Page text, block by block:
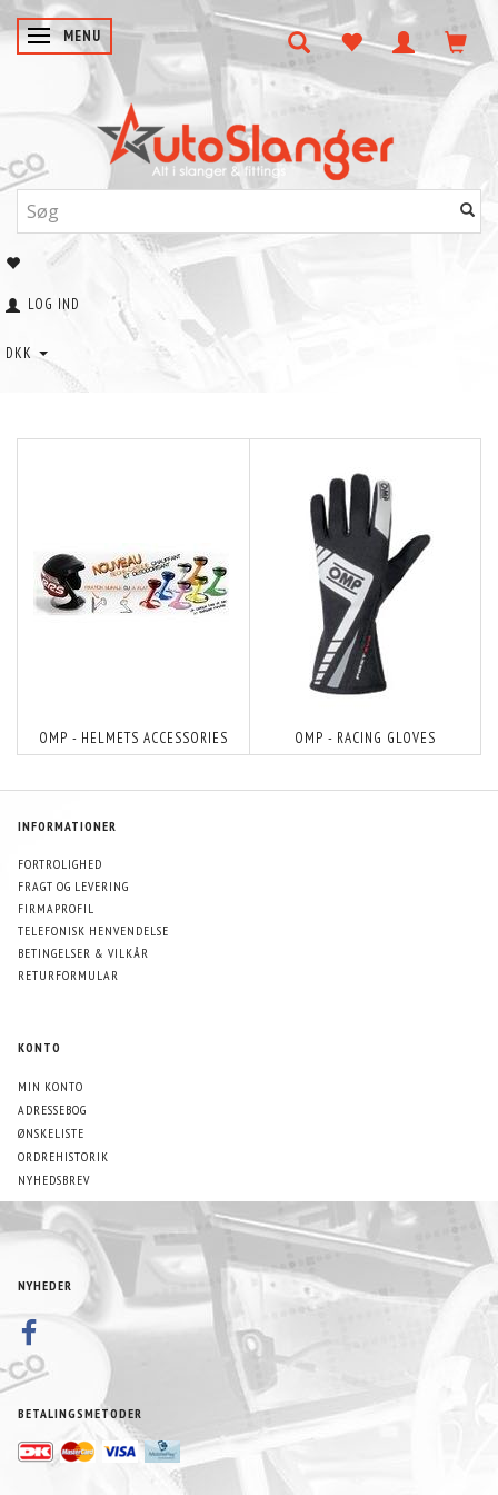
SKIFTE NAVIGATION
MENU
LOG IND
DKK
OMP - HELMETS ACCESSORIES OMP - RACING GLOVES
INFORMATIONER
FORTROLIGHED
FRAGT OG LEVERING
FIRMAPROFIL
TELEFONISK HENVENDELSE
BETINGELSER & VILKÅR
RETURFORMULAR
KONTO
MIN KONTO
ADRESSEBOG
ØNSKELISTE
ORDREHISTORIK
NYHEDSBREV
NYHEDER
BETALINGSMETODER